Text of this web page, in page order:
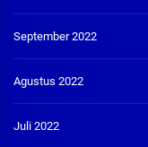
September 2022
Agustus 2022
Juli 2022